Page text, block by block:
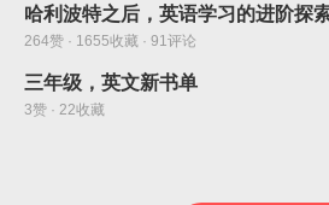
哈利波特之后，英语学习的进阶探
264赞 · 1655收藏 · 91评论
三年级，英文新书单
3赞 · 22收藏